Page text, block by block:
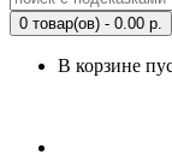
0 товар(ов) - 0.00 р.
В корзине